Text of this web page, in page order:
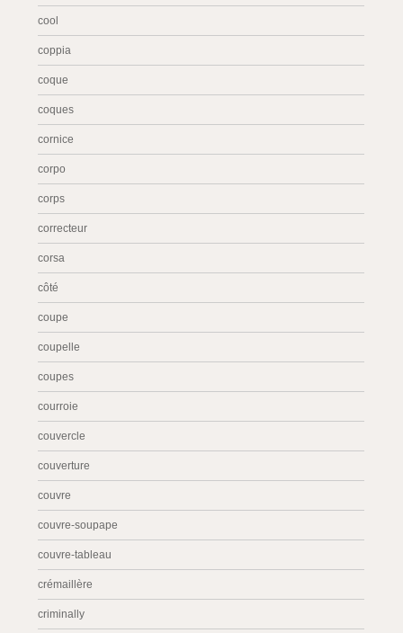
cool
coppia
coque
coques
cornice
corpo
corps
correcteur
corsa
côté
coupe
coupelle
coupes
courroie
couvercle
couverture
couvre
couvre-soupape
couvre-tableau
crémaillère
criminally